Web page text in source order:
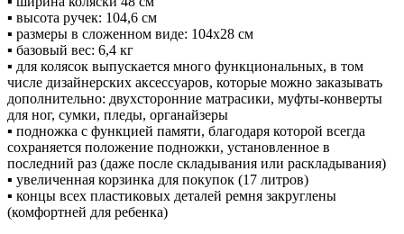
▪ высота ручек: 104,6 см
▪ размеры в сложенном виде: 104х28 см
▪ базовый вес: 6,4 кг
▪ для колясок выпускается много функциональных, в том
числе дизайнерских аксессуаров, которые можно заказывать
дополнительно: двухсторонние матрасики, муфты-конверты
для ног, сумки, пледы, органайзеры
▪ подножка с функцией памяти, благодаря которой всегда
сохраняется положение подножки, установленное в
последний раз (даже после складывания или раскладывания)
▪ увеличенная корзинка для покупок (17 литров)
▪ концы всех пластиковых деталей ремня закруглены
(комфортней для ребенка)